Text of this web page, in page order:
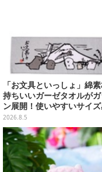
「お文具といっしょ」綿
持ちいいガーゼタオルが
ン展開！使いやすいサイ
ールな和柄や可愛らしいお
ど全4種
2026.8.5